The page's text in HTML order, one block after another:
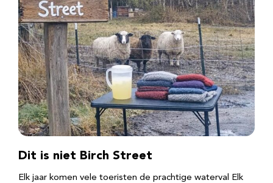
Dit is niet Birch Street
Elk jaar komen vele toeristen de prachtige waterval Elk